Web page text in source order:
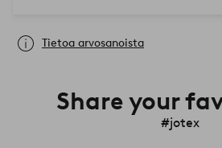
Tietoa arvosanoista
Share your
#jotex